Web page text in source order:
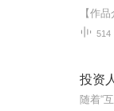
514
投资人